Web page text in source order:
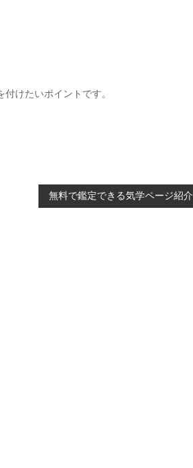
けたいポイントです。
無料で鑑定できる気学ページ紹介